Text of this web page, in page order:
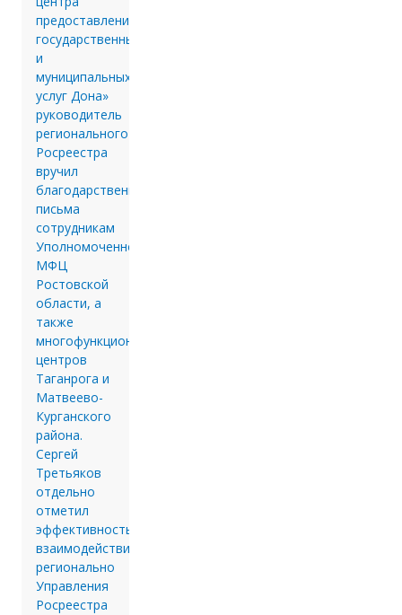
предоставления
государственных
и
муниципальных
услуг Дона»
руководитель
регионального
Росреестра
вручил
благодарственные
письма
сотрудникам
Уполномоченного
МФЦ
Ростовской
области, а
также
многофункциональных
центров
Таганрога и
Матвеево-
Курганского
района.
Сергей
Третьяков
отдельно
отметил
эффективность
взаимодействия
регионально
Управления
Росреестра